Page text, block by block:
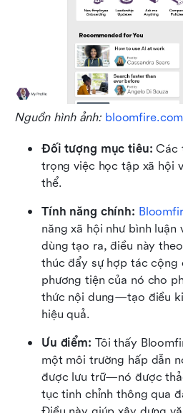
Nguồn hình ảnh: bloomfire.com
Đối tượng mục tiêu: Các
trọng việc học tập xã hội
thể.
Tính năng chính:
năng xã hội như bình luận
dùng tạo ra, điều này
thúc đẩy sự hợp tác cộng
phương tiện của nó cho
thức nội dung—tạo điều
hiệu quả.
Ưu điểm: Tôi thấy
một môi trường hấp dẫn
được lưu trữ—nó được
tục tinh chỉnh thông qua